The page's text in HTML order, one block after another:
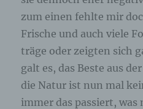
zum einen fehlte mir
Frische und auch viele
träge oder zeigten sich
galt es, das Beste aus
die Natur ist nun mal
immer das passiert, was
angegebenen
Registrierung auf
Die betroffene Person hat
der Internetseite des für
Verantwortlichen unter